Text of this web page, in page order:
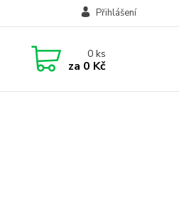
Přihlášení
0ks
za 0 Kč